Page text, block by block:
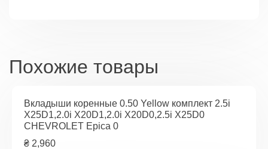
Похожие товары
Вкладыши коренные 0.50 Yellow комплект 2.5i
X25D1,2.0i X20D1,2.0i X20D0,2.5i X25D0
CHEVROLET Epica 0
₴ 2,960